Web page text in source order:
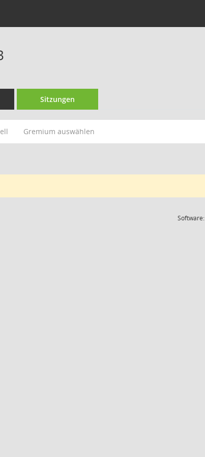
Sitzungen
Gremium auswählen
Software: